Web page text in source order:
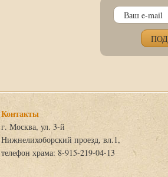
Контакты
г. Москва, ул. 3-й
Нижнелихоборский проезд, вл.1,
телефон храма: 8-915-219-04-13